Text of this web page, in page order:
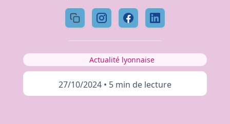
Actualité lyonnaise
27/10/2024 • 5 min de lecture